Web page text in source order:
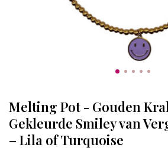
Melting Pot - Gouden
Gekleurde Smiley van
– Lila of Turquoise